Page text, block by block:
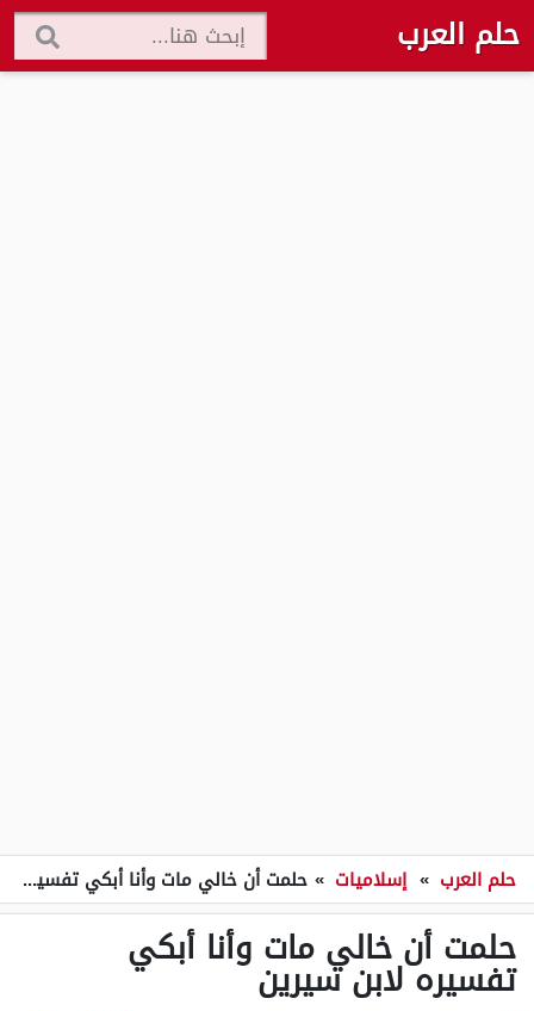
حلم العرب
حلم العرب » إسلاميات » حلمت أن خالي مات وأنا أبكي تفسيره لابن سيرين
حلمت أن خالي مات وأنا أبكي
تفسيره لابن سيرين